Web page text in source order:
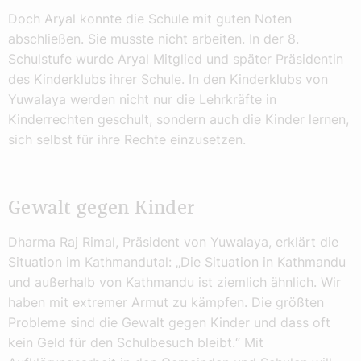
Doch Aryal konnte die Schule mit guten Noten
abschließen. Sie musste nicht arbeiten. In der 8.
Schulstufe wurde Aryal Mitglied und später Präsidentin
des Kinderklubs ihrer Schule. In den Kinderklubs von
Yuwalaya werden nicht nur die Lehrkräfte in
Kinderrechten geschult, sondern auch die Kinder lernen,
sich selbst für ihre Rechte einzusetzen.
Gewalt gegen Kinder
Dharma Raj Rimal, Präsident von Yuwalaya, erklärt die
Situation im Kathmandutal: „Die Situation in Kathmandu
und außerhalb von Kathmandu ist ziemlich ähnlich. Wir
haben mit extremer Armut zu kämpfen. Die größten
Probleme sind die Gewalt gegen Kinder und dass oft
kein Geld für den Schulbesuch bleibt.“ Mit